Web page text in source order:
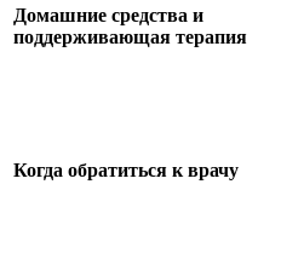
Домашние средства и
поддерживающая терапия
Когда обратиться к врачу